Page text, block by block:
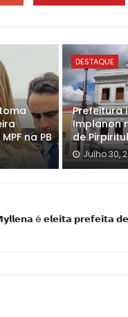
na PB
DESTAQUE
Prefeitura
Implanon
de
Julho 30,
é 𝗲𝗹𝗲𝗶𝘁𝗮 𝗽𝗿𝗲𝗳𝗲𝗶𝘁𝗮